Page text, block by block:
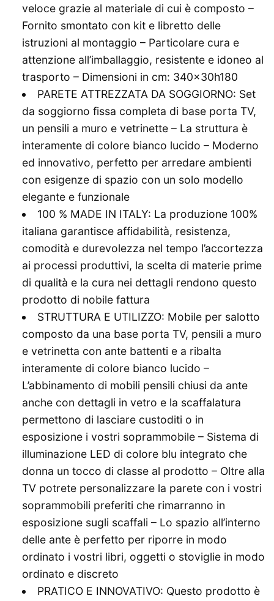
veloce grazie al materiale di cui è composto –
Fornito smontato con kit e libretto delle
istruzioni al montaggio – Particolare cura e
attenzione all’imballaggio, resistente e idoneo al
trasporto – Dimensioni in cm: 340x30h180
PARETE ATTREZZATA DA SOGGIORNO: Set
da soggiorno fissa completa di base porta TV,
un pensili a muro e vetrinette – La struttura è
interamente di colore bianco lucido – Moderno
ed innovativo, perfetto per arredare ambienti
con esigenze di spazio con un solo modello
elegante e funzionale
100 % MADE IN ITALY: La produzione 100%
italiana garantisce affidabilità, resistenza,
comodità e durevolezza nel tempo l’accortezza
ai processi produttivi, la scelta di materie prime
di qualità e la cura nei dettagli rendono questo
prodotto di nobile fattura
STRUTTURA E UTILIZZO: Mobile per salotto
composto da una base porta TV, pensili a muro
e vetrinetta con ante battenti e a ribalta
interamente di colore bianco lucido –
L’abbinamento di mobili pensili chiusi da ante
anche con dettagli in vetro e la scaffalatura
permettono di lasciare custoditi o in
esposizione i vostri soprammobile – Sistema di
illuminazione LED di colore blu integrato che
donna un tocco di classe al prodotto – Oltre alla
TV potrete personalizzare la parete con i vostri
soprammobili preferiti che rimarranno in
esposizione sugli scaffali – Lo spazio all’interno
delle ante è perfetto per riporre in modo
ordinato i vostri libri, oggetti o stoviglie in modo
ordinato e discreto
PRATICO E INNOVATIVO: Questo prodotto è